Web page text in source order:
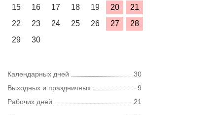
15
16 17 18 19 20
21
22
23 24 25 26 27
28
29
30
Календарных дней
30
Выходных и праздничных
9
Рабочих дней
21